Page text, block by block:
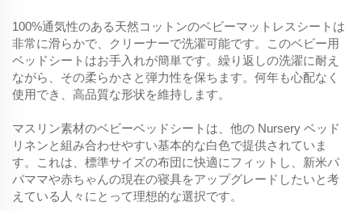
100%通気性のある天然コットンのベビーマットレスシートは
非常に滑らかで、クリーナーで洗濯可能です。このベビー用
ベッドシートはお手入れが簡単です。繰り返しの洗濯に耐え
ながら、その柔らかさと弾力性を保ちます。何年も心配なく
使用でき、高品質な形状を維持します。
マスリン素材のベビーベッドシートは、他の Nursery ベッド
リネンと組み合わせやすい基本的な白色で提供されていま
す。これは、標準サイズの布団に快適にフィットし、新米パ
パママや赤ちゃんの現在の寝具をアップグレードしたいと考
えている人々にとって理想的な選択です。